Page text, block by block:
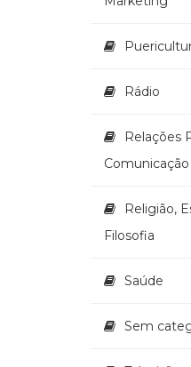
Rádio
Relações
Comunicação
Religião,
Filosofia
Saúde
Sem